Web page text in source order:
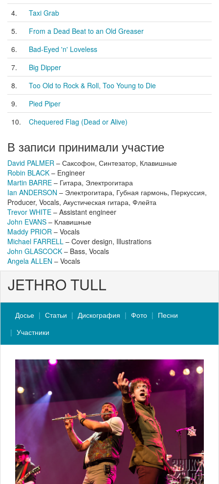
4.
Taxi Grab
5.
From a Dead Beat to an Old Greaser
6.
Bad-Eyed 'n' Loveless
7.
Big Dipper
8.
Too Old to Rock & Roll, Too Young to Die
9.
Pied Piper
10.
Chequered Flag (Dead or Alive)
В записи принимали участие
David PALMER – Саксофон, Синтезатор, Клавишные
Robin BLACK – Engineer
Martin BARRE – Гитара, Электрогитара
Ian ANDERSON – Электрогитара, Губная гармонь, Перкуссия,
Producer, Vocals, Акустическая гитара, Флейта
Trevor WHITE – Assistant engineer
John EVANS – Клавишные
Maddy PRIOR – Vocals
Michael FARRELL – Cover design, Illustrations
John GLASCOCK – Bass, Vocals
Angela ALLEN – Vocals
JETHRO TULL
Досье Статьи Дискография Фото
Песни
Участники